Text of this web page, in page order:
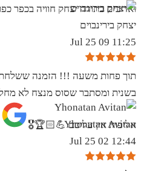
ואדיבים בתודה יצחק חוויה בכפר
יצחק בירינבוים
11:25 09 Jul 25
תוך פחות משעה !!! הזמנה ששלחתי
בשנית ומסתבר שסוס מנצח לא
אליפות אין עליכם 💪🏻🏆🎖
Yhonatan Avitan
12:44 02 Jul 25